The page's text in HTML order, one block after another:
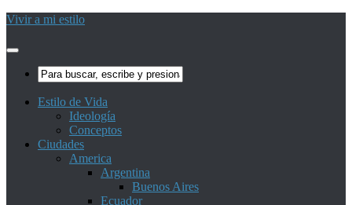
Vivir a mi estilo
Estilo de Vida
Ideología
Conceptos
Ciudades
America
Argentina
Buenos Aires
Ecuador